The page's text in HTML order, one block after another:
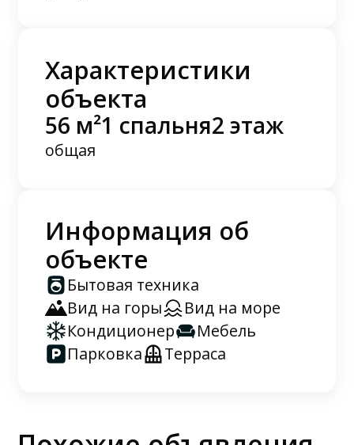
Характеристики
объекта
56 м²
общая
1 спальня2 этаж
Информация об
объекте
Бытовая техника
Вид на горы
Вид на море
Кондиционер
Мебель
Парковка
Терраса